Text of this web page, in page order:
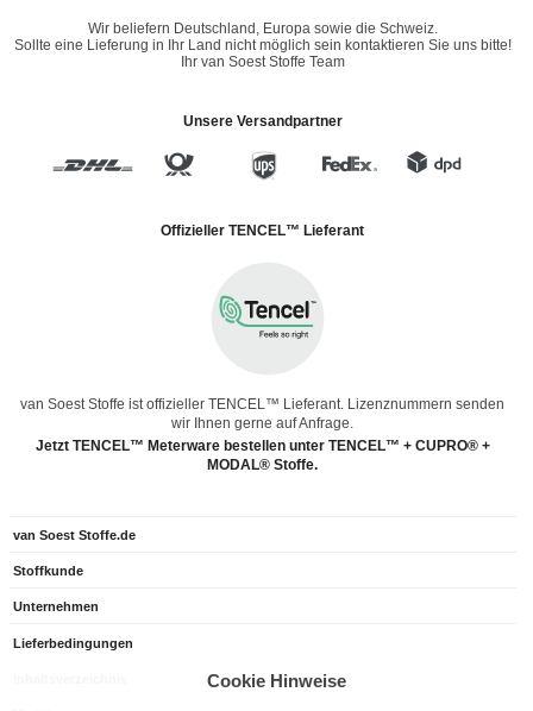
Wir beliefern Deutschland, Europa sowie die Schweiz.
Sollte eine Lieferung in Ihr Land nicht möglich sein kontaktieren Sie uns bitte!
Ihr van Soest Stoffe Team
Unsere Versandpartner
Offizieller TENCEL™ Lieferant
van Soest Stoffe ist offizieller TENCEL™ Lieferant. Lizenznummern senden
wir Ihnen gerne auf Anfrage.
Jetzt TENCEL™ Meterware bestellen unter TENCEL™ + CUPRO® +
MODAL® Stoffe.
van Soest Stoffe.de
Stoffkunde
Unternehmen
Lieferbedingungen
Cookie Hinweise